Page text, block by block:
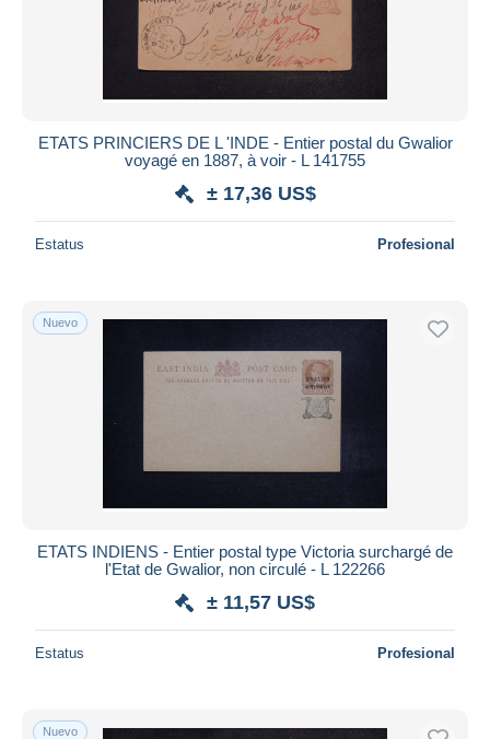
ETATS PRINCIERS DE L 'INDE - Entier postal du Gwalior
voyagé en 1887, à voir - L 141755
± 17,36 US$
Estatus Profesional
Nuevo
ETATS INDIENS - Entier postal type Victoria surchargé de
l'Etat de Gwalior, non circulé - L 122266
± 11,57 US$
Estatus Profesional
Nuevo